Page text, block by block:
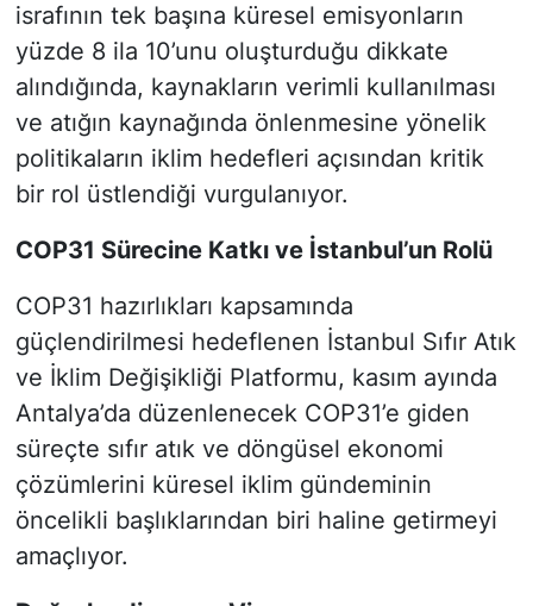
israfının tek başına küresel emisyonların
yüzde 8 ila 10’unu oluşturduğu dikkate
alındığında, kaynakların verimli kullanılması
ve atığın kaynağında önlenmesine yönelik
politikaların iklim hedefleri açısından kritik
bir rol üstlendiği vurgulanıyor.
COP31 Sürecine Katkı ve İstanbul’un Rolü
COP31 hazırlıkları kapsamında
güçlendirilmesi hedeflenen İstanbul Sıfır Atık
ve İklim Değişikliği Platformu, kasım ayında
Antalya’da düzenlenecek COP31’e giden
süreçte sıfır atık ve döngüsel ekonomi
çözümlerini küresel iklim gündeminin
öncelikli başlıklarından biri haline getirmeyi
amaçlıyor.